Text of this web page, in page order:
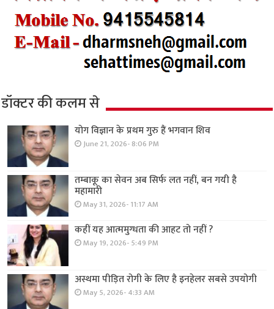
डॉक्टर की कलम से
योग विज्ञान के प्रथम गुरु हैं भगवान शिव
June 21, 2026- 8:06 PM
तम्बाकू का सेवन अब सिर्फ लत नहीं, बन गयी है
महामारी
May 31, 2026- 11:17 AM
कहीं यह आत्ममुग्धता की आहट तो नहीं ?
May 19, 2026- 5:49 PM
अस्थमा पीड़ित रोगी के लिए है इनहेलर सबसे उपयोगी
May 5, 2026- 4:33 AM